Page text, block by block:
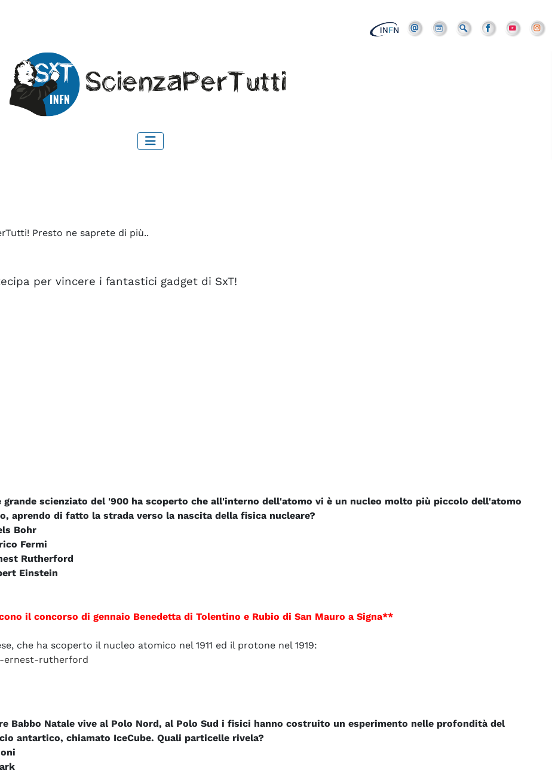
Presto ne saprete di più..
per vincere i fantastici gadget di SxT!
grande scienziato del '900 ha scoperto che all'interno dell'atomo vi è un nucleo molto più piccolo dell'atomo
aprendo di fatto la strada verso la nascita della fisica nucleare?
Bohr
Fermi
Rutherford
Einstein
il concorso di gennaio Benedetta di Tolentino e Rubio di San Mauro a Signa**
che ha scoperto il nucleo atomico nel 1911 ed il protone nel 1919:
ernest-rutherford
Babbo Natale vive al Polo Nord, al Polo Sud i fisici hanno costruito un esperimento nelle profondità del
antartico, chiamato IceCube. Quali particelle rivela?